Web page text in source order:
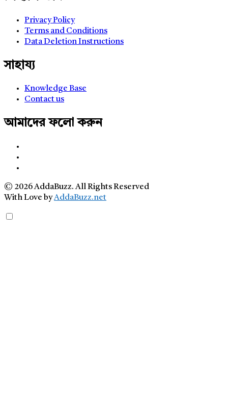
Privacy Policy
Terms and Conditions
Data Deletion Instructions
সাহায্য
Knowledge Base
Contact us
আমাদের ফলো করুন
© 2026 AddaBuzz. All Rights Reserved
With Love byAddaBuzz.net